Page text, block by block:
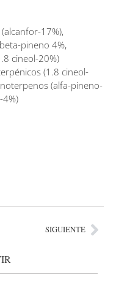
(alcanfor-17%),
pineno 4%,
cineol-20%)
(1.8 cineol-
(alfa-pineno-
SIGUIENTE